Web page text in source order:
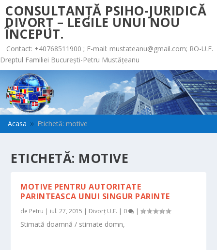
CONSULTANȚĂ PSIHO-JURIDICĂ
DIVORȚ – LEGILE UNUI NOU
ÎNCEPUT.
Contact: +40768511900 ; E-mail: mustateanu@gmail.com; RO-U.E.
Dreptul Familiei București-Petru Mustățeanu
Acasa 9 Etichetă: motive
ETICHETĂ: MOTIVE
MOTIVE PENTRU AUTORITATE
PARINTEASCA UNUI SINGUR PARINTE
de Petru | iul. 27, 2015 | Divorț U.E. | 0 |
Stimată doamnă / stimate domn,